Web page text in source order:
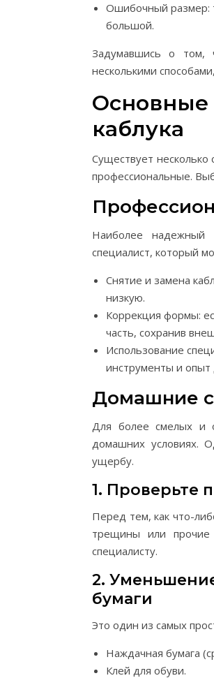
Ошибочный размер:
большой.
Задумавшись о том,
несколькими
каблука
Существует
профессиональные.
Наиболее надежный
специалист, который
Снятие и замена
низкую.
Коррекция формы:
часть, сохранив
Использование
инструменты и опыт
Домашние
Для более смелых и
домашних условиях.
ущербу.
1. Проверьте
Перед тем, как что-
трещины или прочие
специалисту.
2.
бумаги
Это один из самых
Наждачная бумага
Клей для обуви.